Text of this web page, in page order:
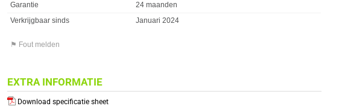
Garantie
24 maanden
Verkrijgbaar sinds
Januari 2024
⚑ Fout melden
EXTRA INFORMATIE
Download specificatie sheet